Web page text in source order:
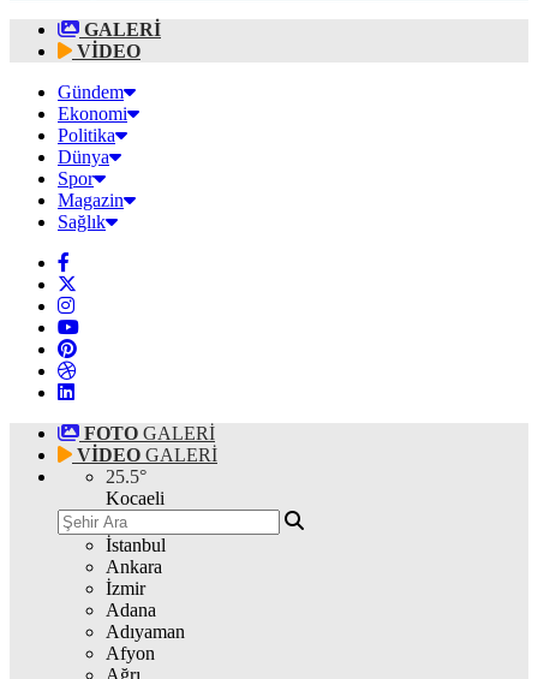
GALERİ
VİDEO
Gündem
Ekonomi
Politika
Dünya
Spor
Magazin
Sağlık
FOTO GALERİ
VİDEO GALERİ
25.5°
Kocaeli
İstanbul
Ankara
İzmir
Adana
Adıyaman
Afyon
Ağrı